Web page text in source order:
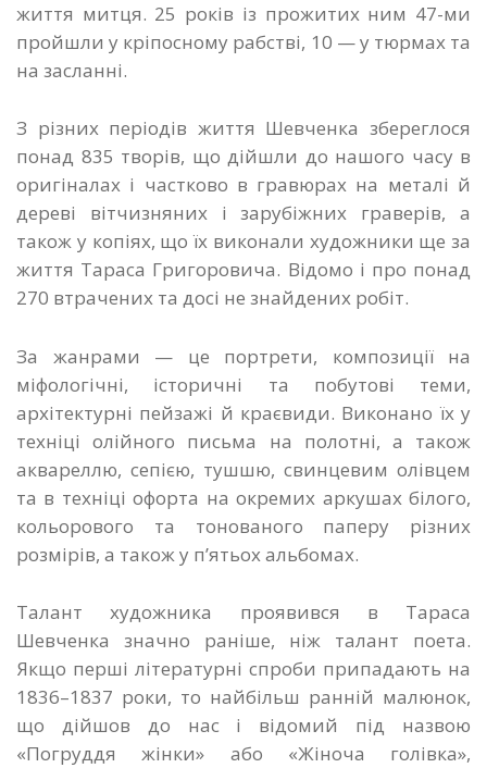
життя митця. 25 років із прожитих ним 47-ми
пройшли у кріпосному рабстві, 10 — у тюрмах та
на засланні.
З різних періодів життя Шевченка збереглося
понад 835 творів, що дійшли до нашого часу в
оригіналах і частково в гравюрах на металі й
дереві вітчизняних і зарубіжних граверів, а
також у копіях, що їх виконали художники ще за
життя Тараса Григоровича. Відомо і про понад
270 втрачених та досі не знайдених робіт.
За жанрами — це портрети, композиції на
міфологічні, історичні та побутові теми,
архітектурні пейзажі й краєвиди. Виконано їх у
техніці олійного письма на полотні, а також
аквареллю, сепією, тушшю, свинцевим олівцем
та в техніці офорта на окремих аркушах білого,
кольорового та тонованого паперу різних
розмірів, а також у п’ятьох альбомах.
Талант художника проявився в Тараса
Шевченка значно раніше, ніж талант поета.
Якщо перші літературні спроби припадають на
1836–1837 роки, то найбільш ранній малюнок,
що дійшов до нас і відомий під назвою
«Погруддя жінки» або «Жіноча голівка»,